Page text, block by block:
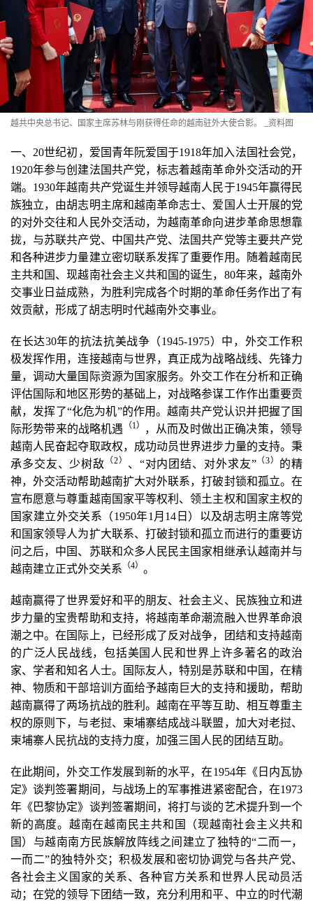
越共中央总书记、国家主席苏林与刚获得任命的越南驻外大使合影。 _资料图
一、20世纪初，爱国青年阮爱国于1918年加入法国社会党，
1920年参与创建法国共产党，标志着越南革命外交活动的开
端。1930年越南共产党诞生并领导越南人民于1945年赢得民
族独立，由胡志明主席和越南革命志士、爱国人士开展的党
的对外交往和人民外交活动，为越南革命向进步革命思想靠
拢，与苏联共产党、中国共产党、法国共产党等主要共产党
和各种进步力量建立密切联系发挥了重要作用。随着越南民
主共和国、现越南社会主义共和国的诞生，80年来，越南外
交事业日益成熟，为胜利完成各个时期的革命任务作出了有
效贡献，形成了胡志明时代越南外交事业。
在长达30年的抗法抗美战争（1945-1975）中，外交工作积
极发挥作用，连接越南与世界，真正成为战略战线、先锋力
量，调动大量国际资源为国家服务。外交工作在分析和正确
评估国际和地区形势的基础上，对战略参谋工作作出重要贡
献，发挥了“化危为机”的作用。越南共产党认识并把握了国
际形势带来的战略机遇
（1 ）
，从而及时做出正确决策，领导
越南人民奋起夺取政权，成功动员世界进步力量的支持。秉
承多交友、少树敌 （2） 、“对内团结、对外求友”（3） 的精
神，外交活动帮助越南扩大对外联系，打破封锁和孤立。在
宣布愿意与尊重越南国家平等权利、领土主权和国家主权的
国家建立外交关系（1950年1月14日）以及胡志明主席等党
和国家领导人为扩大联系、打破封锁和孤立而进行的重要访
问之后，中国、苏联和众多人民民主国家相继承认越南并与
越南建立正式外交关系 （4） 。
越南赢得了世界爱好和平的朋友、社会主义、民族独立和进
步力量的宝贵帮助和支持，将越南革命潮流融入世界革命浪
潮之中。在国际上，已经形成了反对战争，团结和支持越南
的广泛人民战线，包括美国人民和世界上许多著名的政治
家、学者和知名人士。国际友人，特别是苏联和中国，在精
神、物质和干部培训方面给予越南巨大的支持和援助，帮助
越南赢得了两场抗战的胜利。越南在平等互助、相互尊重主
权的原则下，与老挝、柬埔寨结成战斗联盟，加大对老挝、
柬埔寨人民抗战的支持力度，加强三国人民的团结互助。
在此期间，外交工作发展到新的水平，在1954年《日内瓦协
定》谈判签署期间，与战场上的军事推进紧密配合，在1973
年《巴黎协定》谈判签署期间，将打与谈的艺术提升到一个
新的高度。越南在越南民主共和国（现越南社会主义共和
国）与越南南方民族解放阵线之间建立了独特的“二而一，
一而二”的独特外交；积极发展和密切协调党与各共产党、
各社会主义国家的关系、各种官方关系和世界人民动员活
动；在党的领导下团结一致，充分利用和平、中立的时代潮